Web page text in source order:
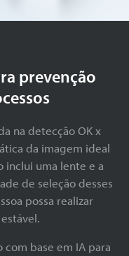
prevenção
na detecção OK x
da imagem ideal
inclui uma lente e a
de seleção desses
possa realizar
base em IA para